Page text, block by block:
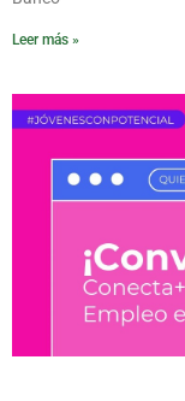
Leer más »